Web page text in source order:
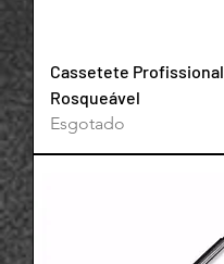
Cassetete Profissional
Rosqueável
Esgotado